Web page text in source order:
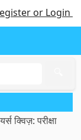
or Login
क्विज़: परीक्षा